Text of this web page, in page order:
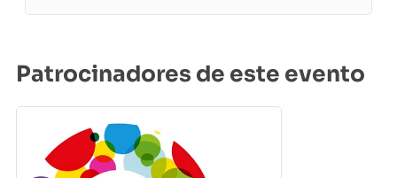
Patrocinadores de este evento